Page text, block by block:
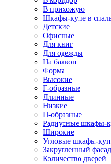
В прихожую
Шкафы-купе в
Детские
Офисные
Для книг
Для одежды
На балкон
Форма
Высокие
Г-образные
Длинные
Низкие
П-образные
Радиусные шкафы-
Широкие
Угловые шкафы-
Закругленный фасад
Количество дверей